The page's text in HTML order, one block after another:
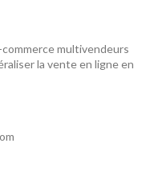
multivendeurs
la vente en ligne en